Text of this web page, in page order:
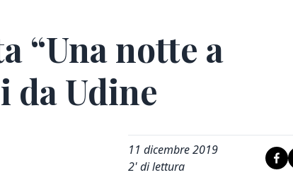
“Una notte a
da Udine
11 dicembre 2019
2' di lettura